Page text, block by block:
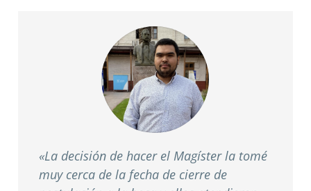
«La decisión de hacer el Magíster la tomé
muy cerca de la fecha de cierre de